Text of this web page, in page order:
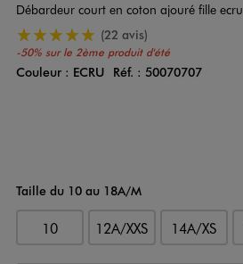
Débardeur court en coton ajouré fille ecru
-50% sur le 2ème produit d'été
5/5 de moyenne(22 avis)
Couleur
Couleur : ECRU Réf. : 50070707
Taille du 10 au 18A/M
10 12A/XXS 14A/XS